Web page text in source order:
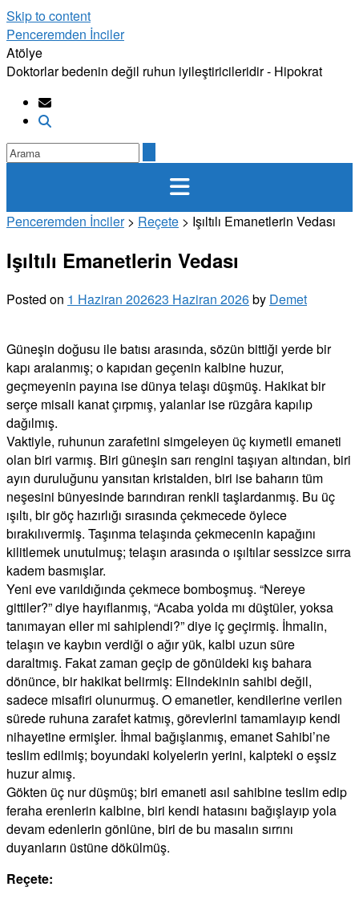
Skip to content
Penceremden İnciler
Atölye
Doktorlar bedenin değil ruhun iyileştiricileridir - Hipokrat
Penceremden İnciler> Reçete > ​Işıltılı Emanetlerin Vedası
​Işıltılı Emanetlerin Vedası
Posted on 1 Haziran 202623 Haziran 2026by Demet
Güneşin doğusu ile batısı arasında, sözün bittiği yerde bir
kapı aralanmış; o kapıdan geçenin kalbine huzur,
geçmeyenin payına ise dünya telaşı düşmüş. Hakikat bir
serçe misali kanat çırpmış, yalanlar ise rüzgâra kapılıp
dağılmış.
Vaktiyle, ruhunun zarafetini simgeleyen üç kıymetli emaneti
olan biri varmış. Biri güneşin sarı rengini taşıyan altından, biri
ayın duruluğunu yansıtan kristalden, biri ise baharın tüm
neşesini bünyesinde barındıran renkli taşlardanmış. Bu üç
ışıltı, bir göç hazırlığı sırasında çekmecede öylece
bırakılıvermiş. Taşınma telaşında çekmecenin kapağını
kilitlemek unutulmuş; telaşın arasında o ışıltılar sessizce sırra
kadem basmışlar.
Yeni eve varıldığında çekmece bomboşmuş. “Nereye
gittiler?” diye hayıflanmış, “Acaba yolda mı düştüler, yoksa
tanımayan eller mi sahiplendi?” diye iç geçirmiş. İhmalin,
telaşın ve kaybın verdiği o ağır yük, kalbi uzun süre
daraltmış. Fakat zaman geçip de gönüldeki kış bahara
dönünce, bir hakikat belirmiş: Elindekinin sahibi değil,
sadece misafiri olunurmuş. O emanetler, kendilerine verilen
sürede ruhuna zarafet katmış, görevlerini tamamlayıp kendi
nihayetine ermişler. İhmal bağışlanmış, emanet Sahibi’ne
teslim edilmiş; boyundaki kolyelerin yerini, kalpteki o eşsiz
huzur almış.
Gökten üç nur düşmüş; biri emaneti asıl sahibine teslim edip
feraha erenlerin kalbine, biri kendi hatasını bağışlayıp yola
devam edenlerin gönlüne, biri de bu masalın sırrını
duyanların üstüne dökülmüş.
Reçete: